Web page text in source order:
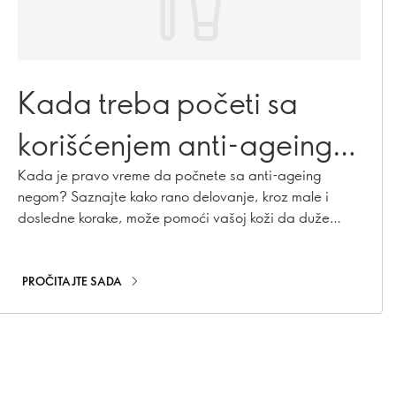
Kada treba početi sa
korišćenjem anti-ageing
proizvode za negu kože?
Kada je pravo vreme da počnete sa anti-ageing
negom? Saznajte kako rano delovanje, kroz male i
dosledne korake, može pomoći vašoj koži da duže
PROČITAJTE SADA